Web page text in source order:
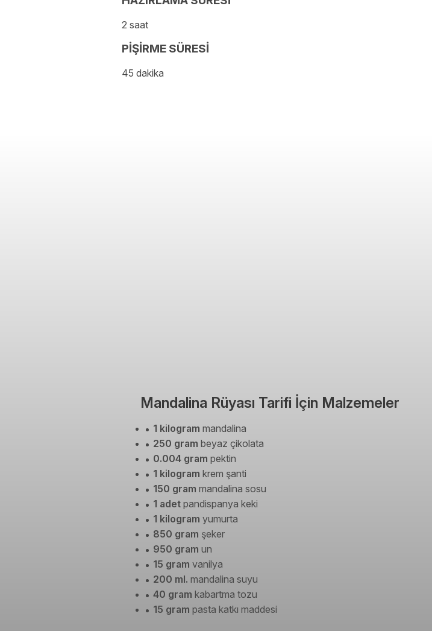
2 saat
PİŞİRME SÜRESİ
45 dakika
Mandalina Rüyası Tarifi İçin Malzemeler
1 kilogram mandalina
250 gram beyaz çikolata
0.004 gram pektin
1 kilogram krem şanti
150 gram mandalina sosu
1 adet pandispanya keki
1 kilogram yumurta
850 gram şeker
950 gram un
15 gram vanilya
200 ml. mandalina suyu
40 gram kabartma tozu
15 gram pasta katkı maddesi